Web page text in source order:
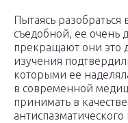
Пытаясь
съедобной, ее очень
прекращают они это
изучения
которыми ее
в современной
принимать в